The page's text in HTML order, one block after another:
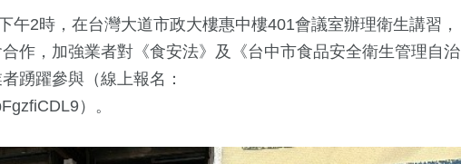
午2時，在台灣大道市政大樓惠中樓401會議室辦理衛生講習，
作，加強業者對《食安法》及《台中市食品安全衛生管理自治
踴躍參與（線上報名：
）。